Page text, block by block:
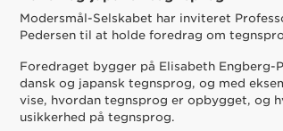
Modersmål-Selskabet har inviteret
Pedersen til at holde foredrag om
Foredraget bygger på Elisabeth Engberg-
dansk og japansk tegnsprog, og med
vise, hvordan tegnsprog er opbygget, og
usikkerhed på tegnsprog.